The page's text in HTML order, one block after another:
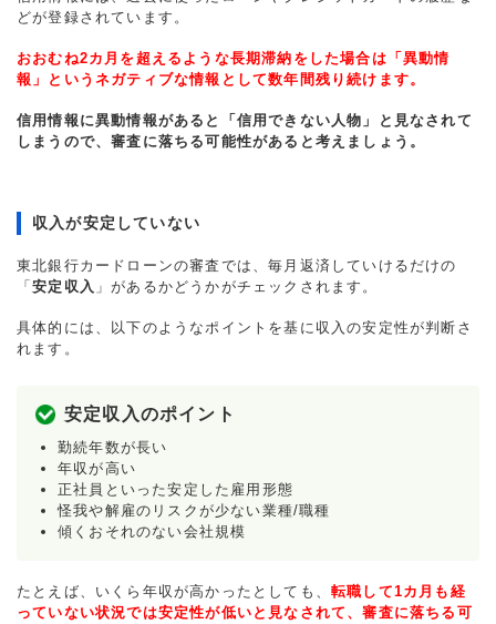
どが登録されています。
おおむね2カ月を超えるような長期滞納をした場合は「異動情
報」というネガティブな情報として数年間残り続けます。
信用情報に異動情報があると「信用できない人物」と見なされて
しまうので、審査に落ちる可能性があると考えましょう。
収入が安定していない
東北銀行カードローンの審査では、毎月返済していけるだけの
「安定収入 」があるかどうかがチェックされます。
具体的には、以下のようなポイントを基に収入の安定性が判断さ
れます。
安定収入のポイント
勤続年数が長い
年収が高い
正社員といった安定した雇用形態
怪我や解雇のリスクが少ない業種/職種
傾くおそれのない会社規模
たとえば、いくら年収が高かったとしても、 転職して1カ月も経
っていない状況では安定性が低いと見なされて、審査に落ちる可